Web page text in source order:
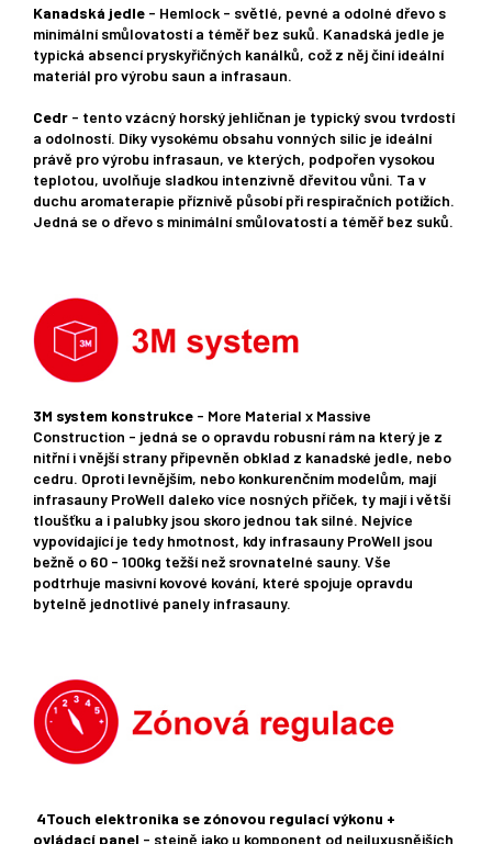
Kanadská jedle - Hemlock - světlé, pevné a odolné dřevo s
minimální smůlovatostí a téměř bez suků. Kanadská jedle je
typická absencí pryskyřičných kanálků, což z něj činí ideální
materiál pro výrobu saun a infrasaun.
Cedr - tento vzácný horský jehličnan je typický svou tvrdostí
a odolností. Díky vysokému obsahu vonných silic je ideální
právě pro výrobu infrasaun, ve kterých, podpořen vysokou
teplotou, uvolňuje sladkou intenzivně dřevitou vůni. Ta v
duchu aromaterapie příznivě působí při respiračních potížích.
Jedná se o dřevo s minimální smůlovatostí a téměř bez suků.
3M system konstrukce - More Material x Massive
Construction - jedná se o opravdu robusní rám na který je z
nitřní i vnější strany připevněn obklad z kanadské jedle, nebo
cedru. Oproti levnějším, nebo konkurenčním modelům, mají
infrasauny ProWell daleko více nosných příček, ty mají i větší
tloušťku a i palubky jsou skoro jednou tak silné. Nejvíce
vypovídající je tedy hmotnost, kdy infrasauny ProWell jsou
bežně o 60 - 100kg težší než srovnatelné sauny. Vše
podtrhuje masivní kovové kování, které spojuje opravdu
bytelně jednotlivé panely infrasauny.
4Touch elektronika se zónovou regulací výkonu +
ovládací panel - stejně jako u komponent od nejluxusnějších